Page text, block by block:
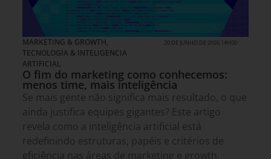
MARKETING & GROWTH,
TECNOLOGIA & INTELIGENCIA
ARTIFICIAL
20 DE JUNHO DE 2026 14H00
O fim do marketing como conhecemos:
menos time, mais inteligência
Se mais gente não significa mais resultado, o que
ainda justifica equipes gigantes? Este artigo
revela como a inteligência artificial está
redefinindo estruturas, papéis e critérios de
eficiência nas áreas de marketing e growth.